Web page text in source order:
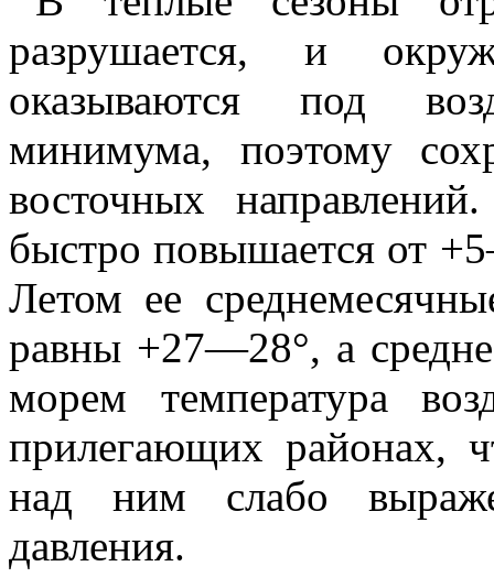
разрушается, и
оказываются под
минимума, поэтому
восточных
быстро повышается от
Летом ее
равны +27—28°, а
морем температура
прилегающих районах,
над ним слабо
давления.